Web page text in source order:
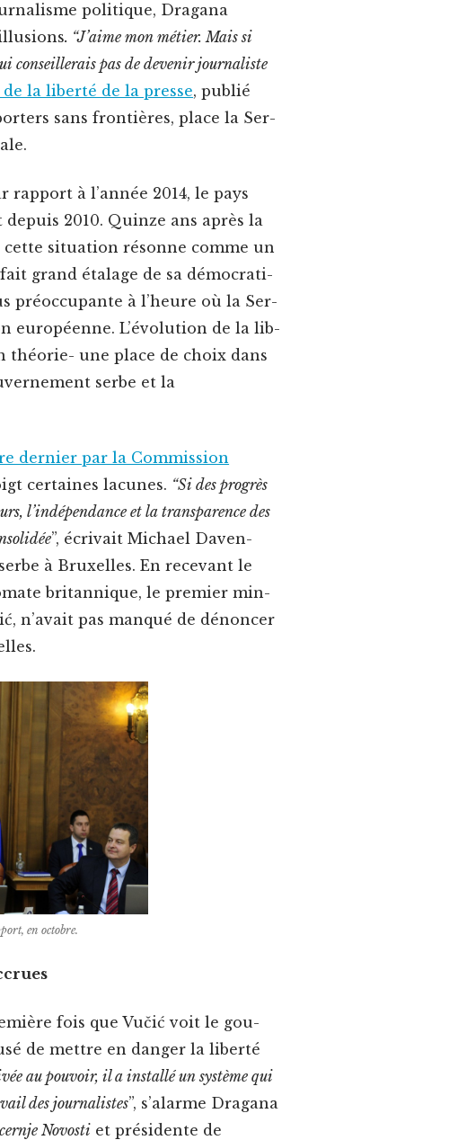
poli­tique, Dra­gana
. “J’aime mon méti­er. Mais si
con­seillerais pas de devenir jour­nal­iste
la lib­erté de la presse, pub­lié
sans fron­tières, place la Ser­
rap­port à l’année 2014, le pays
2010. Quinze ans après la
sit­u­a­tion résonne comme un
grand éta­lage de sa démoc­ra­ti­
préoc­cu­pante à l’heure où la Ser­
européenne. L’évo­lu­tion de la lib­
théorie- une place de choix dans
serbe et la
dernier par la Com­mis­sion
cer­taines lacunes. “Si des pro­grès
l’indépendance et la trans­parence des
”, écrivait Michael Dav­en­
à Brux­elles. En rece­vant le
bri­tan­nique, le pre­mier min­
n’avait pas man­qué de dénon­cer
en octobre.
fois que Vučić voit le gou­
de met­tre en dan­ger la lib­erté
au pou­voir, il a instal­lé un sys­tème qui
des jour­nal­istes”, s’alarme Dra­gana
Novosti et prési­dente de